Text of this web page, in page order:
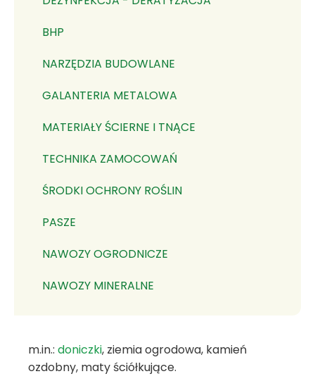
BHP
NARZĘDZIA BUDOWLANE
GALANTERIA METALOWA
MATERIAŁY ŚCIERNE I TNĄCE
TECHNIKA ZAMOCOWAŃ
ŚRODKI OCHRONY ROŚLIN
PASZE
NAWOZY OGRODNICZE
NAWOZY MINERALNE
m.in.: doniczki, ziemia ogrodowa, kamień
ozdobny, maty ściółkujące.